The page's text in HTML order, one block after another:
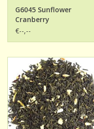
G6045 Sunflower
Cranberry
€--,--